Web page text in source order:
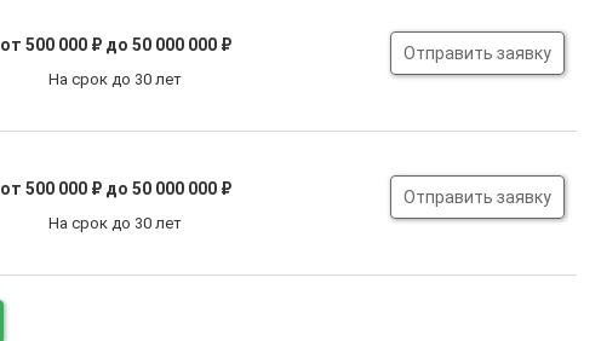
от 500 000 ₽ до 50 000 000 ₽
На срок до 30 лет
Отправить заявку
от 500 000 ₽ до 50 000 000 ₽
На срок до 30 лет
Отправить заявку